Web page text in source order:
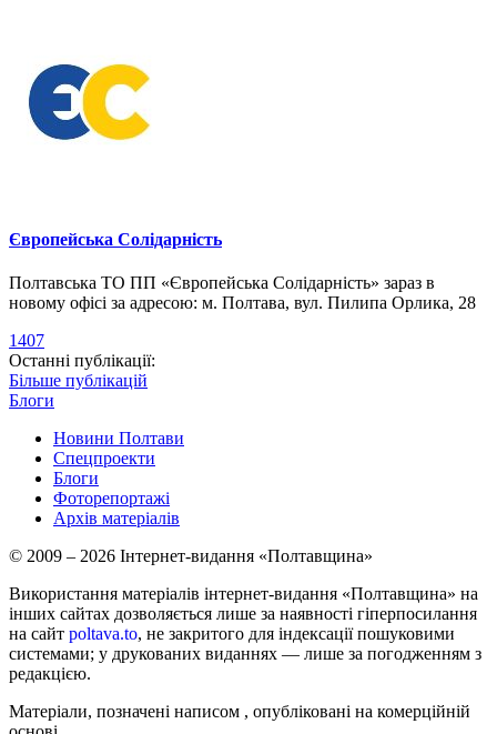
Європейська Солідарність
Полтавська ТО ПП «Європейська Солідарність» зараз в
новому офісі за адресою: м. Полтава, вул. Пилипа Орлика, 28
1407
Останні публікації:
Більше публікацій
Блоги
Новини Полтави
Спецпроекти
Блоги
Фоторепортажі
Архів матеріалів
© 2009 – 2026 Інтернет-видання «Полтавщина»
Використання матеріалів інтернет-видання «Полтавщина» на
інших сайтах дозволяється лише за наявності гіперпосилання
на сайт poltava.to, не закритого для індексації пошуковими
системами; у друкованих виданнях — лише за погодженням з
редакцією.
Матеріали, позначені написом , опубліковані на комерційній